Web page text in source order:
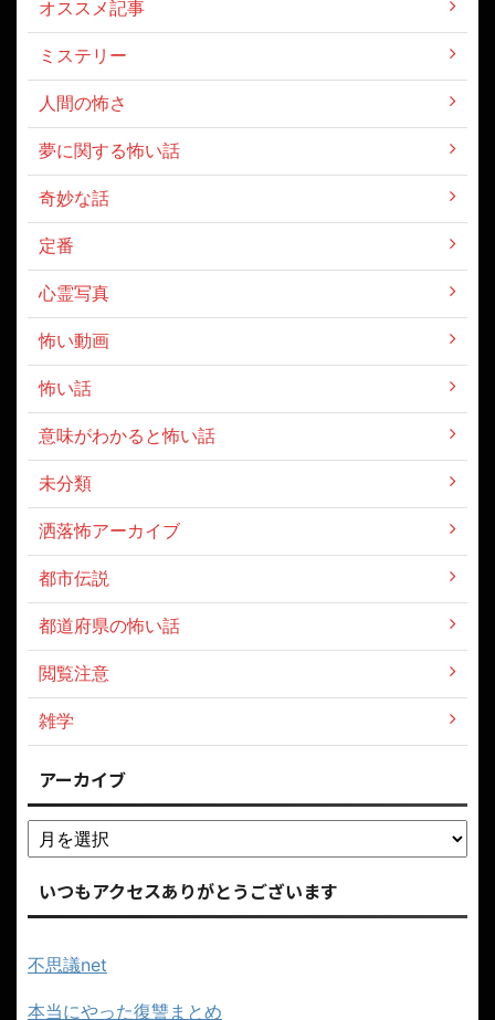
オススメ記事
ミステリー
人間の怖さ
夢に関する怖い話
奇妙な話
定番
心霊写真
怖い動画
怖い話
意味がわかると怖い話
未分類
洒落怖アーカイブ
都市伝説
都道府県の怖い話
閲覧注意
雑学
アーカイブ
いつもアクセスありがとうございます
不思議net
本当にやった復讐まとめ